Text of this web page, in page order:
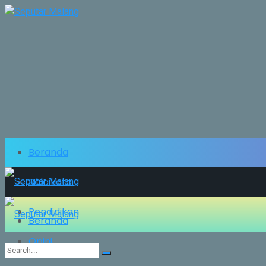
Beranda
Balaikota
Pendidikan
Opini
Beranda
Balaikota